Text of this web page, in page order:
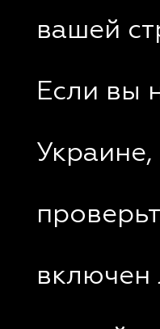
вашей
Если вы
Украине,
включен